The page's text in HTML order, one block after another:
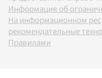
Информация об
На информационном
рекомендательные
Правилами